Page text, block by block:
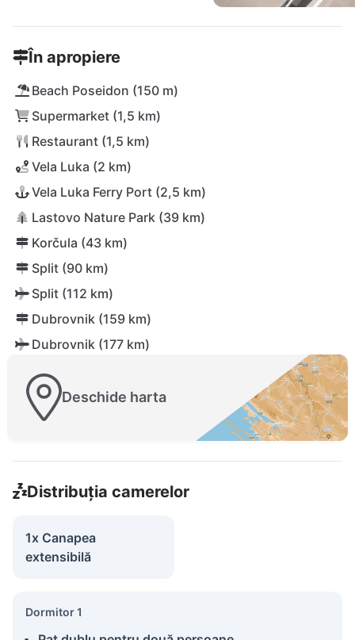
În apropiere
Beach Poseidon (150 m)
Supermarket (1,5 km)
Restaurant (1,5 km)
Vela Luka (2 km)
Vela Luka Ferry Port (2,5 km)
Lastovo Nature Park (39 km)
Korčula (43 km)
Split (90 km)
Split (112 km)
Dubrovnik (159 km)
Dubrovnik (177 km)
Deschide harta
Distribuția camerelor
1x Canapea
extensibilă
Dormitor 1